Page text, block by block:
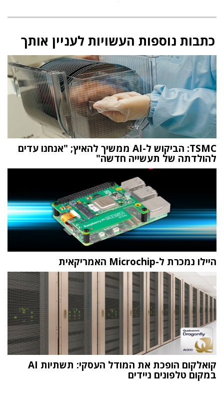
כתבות נוספות העשויות לעניין אותך
TSMC: הביקוש ל-AI ממשיך להאיץ; "אנחנו עדים
להולדתה של תעשייה חדשה"
היילו נמכרת ל-Microchip האמריקאית
קואלקום הופכת את המודל העסקי: תשתיות AI
במקום טלפונים ניידים